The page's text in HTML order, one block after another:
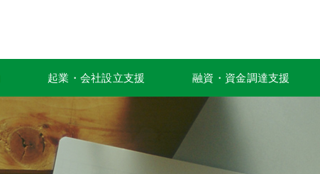
起業・会社設立支援 融資・資金調達支援